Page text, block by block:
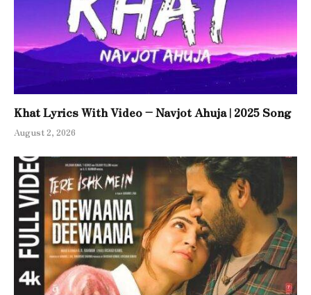
Khat Lyrics With Video – Navjot Ahuja | 2025 Song
August 2, 2026